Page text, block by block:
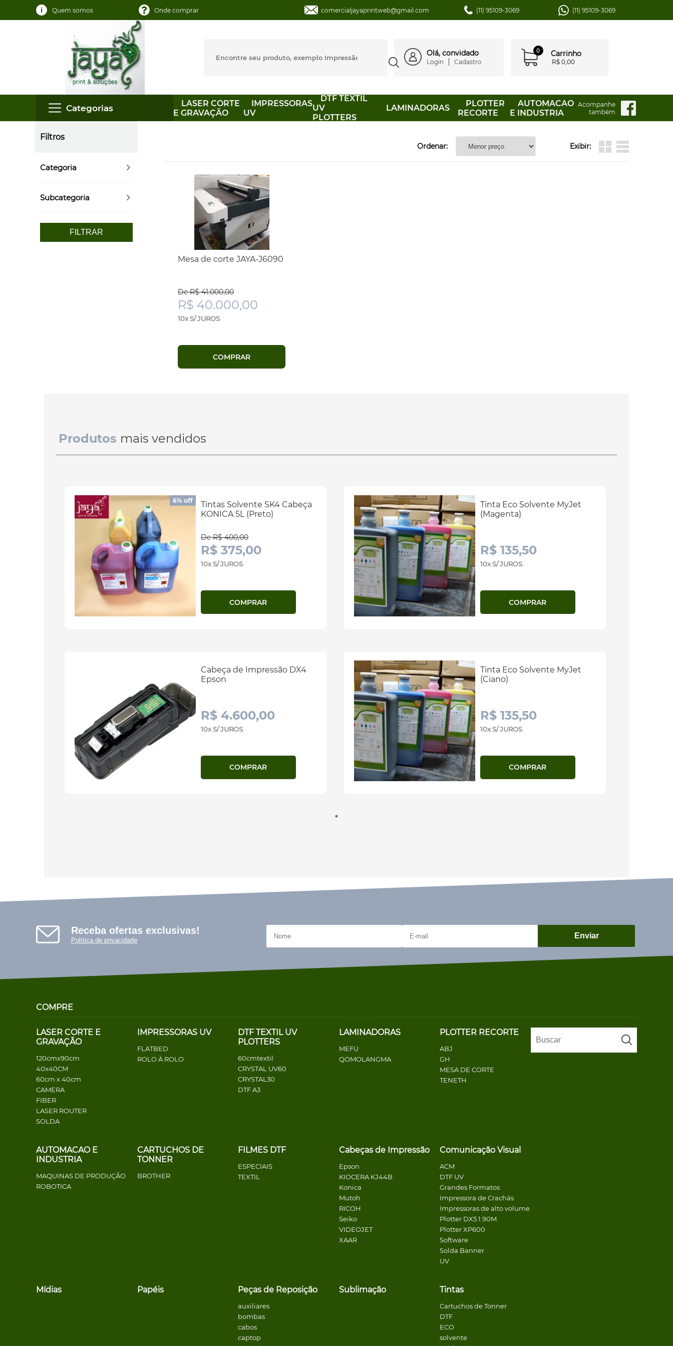
Quem somos Onde comprar comercialjayaprintweb@gmail.com (11) 95109-3069 (11) 95109-3069
Olá, convidado
Login Cadastro
0 Carrinho
R$ 0,00
Categorias
LASER CORTE
E GRAVAÇÃO
IMPRESSORAS
UV
DTF TEXTIL
UV
PLOTTERS
LAMINADORAS
PLOTTER
RECORTE
AUTOMACAO
E INDUSTRIA
Acompanhe
também
Filtros
Categoria
Subcategoria
FILTRAR
Ordenar: Exibir:
Mesa de corte JAYA-J6090
De R$ 41.000,00
R$ 40.000,00
10x S/ JUROS
COMPRAR
Produtos mais vendidos
6% off
Tintas Solvente SK4 Cabeça
KONICA 5L (Preto)
De R$ 400,00
R$ 375,00
10x S/ JUROS.
COMPRAR
Cabeça de Impressão DX4
Epson
R$ 4.600,00
10x S/ JUROS.
COMPRAR
Tinta Eco Solvente MyJet
(Magenta)
R$ 135,50
10x S/ JUROS.
COMPRAR
Tinta Eco Solvente MyJet
(Ciano)
R$ 135,50
10x S/ JUROS.
COMPRAR
Receba ofertas exclusivas!
Política de privacidade
Enviar
COMPRE
LASER CORTE E
GRAVAÇÃO
120cmx90cm
40x40CM
60cm x 40cm
CAMERA
FIBER
LASER ROUTER
SOLDA
IMPRESSORAS UV
FLATBED
ROLO À ROLO
DTF TEXTIL UV
PLOTTERS
60cmtextil
CRYSTAL UV60
CRYSTAL30
DTF A3
LAMINADORAS
MEFU
QOMOLANGMA
PLOTTER RECORTE
ABJ
GH
MESA DE CORTE
TENETH
AUTOMACAO E
INDUSTRIA
MAQUINAS DE PRODUÇÃO
ROBOTICA
CARTUCHOS DE
TONNER
BROTHER
FILMES DTF
ESPECIAIS
TEXTIL
Cabeças de Impressão
Epson
KIOCERA KJ44B
Konica
Mutoh
RICOH
Seiko
VIDEOJET
XAAR
Comunicação Visual
ACM
DTF UV
Grandes Formatos
Impressora de Crachás
Impressoras de alto volume
Plotter DX5 1.90M
Plotter XP600
Software
Solda Banner
UV
Mídias Papéis Peças de Reposição
auxiliares
bombas
cabos
captop
Sublimação Tintas
Cartuchos de Tonner
DTF
ECO
solvente